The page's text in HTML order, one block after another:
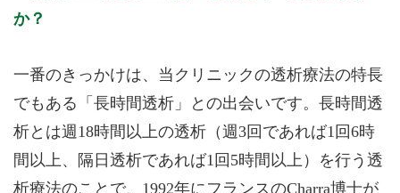
か？
一番のきっかけは、当クリニックの透析療法の特長
でもある「長時間透析」との出会いです。長時間透
析とは週18時間以上の透析（週3回であれば1回6時
間以上、隔日透析であれば1回5時間以上）を行う透
析療法のことで、1992年にフランスのCharra博士が